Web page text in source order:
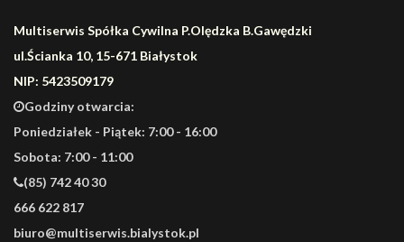
Multiserwis Spółka Cywilna P.Olędzka B.Gawędzki
ul.Ścianka 10, 15-671 Białystok
NIP: 5423509179
Godziny otwarcia:
Poniedziałek - Piątek: 7:00 - 16:00
Sobota: 7:00 - 11:00
(85) 742 40 30
666 622 817
biuro@multiserwis.bialystok.pl